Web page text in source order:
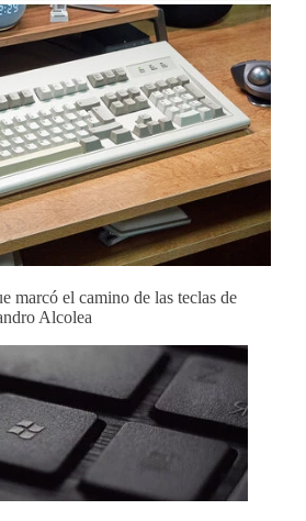
marcó el camino de las teclas de
Alcolea